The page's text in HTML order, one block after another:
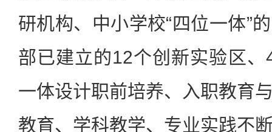
研机构、中小学校“四位一体”
部已建立的12个创新实验区
一体设计职前培养、入职教育
教育、学科教学、专业实践不